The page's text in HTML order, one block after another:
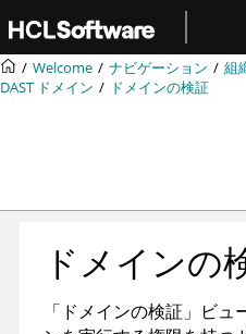
メインコンテンツにジャンプ
Welcome ナビゲーション
組
DAST ドメイン
ドメインの検証
ドメインの
「ドメインの検証」ビュ